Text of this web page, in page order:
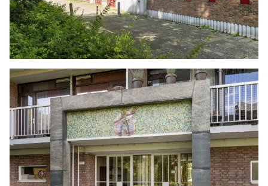
voor het object te gunnen aan de gegadigde
van zijn keuze.
Nadrukkelijk zij vermeld dat alle informatie in
deze brochure moet beschouwd worden als een
uitnodiging tot het doen van een bod of om in
onderhandeling te treden. Er kunnen geen
rechten worden ontleend aan deze informatie.
Vlietlanden NVM Makelaars streeft ernaar de
informatie op haar website / brochures en
andere uitingen zo actueel en nauwkeurig
mogelijk weer te geven. Hoewel de informatie